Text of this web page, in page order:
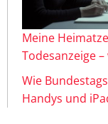
Meine
Todesanzeige
Wie
Handys und